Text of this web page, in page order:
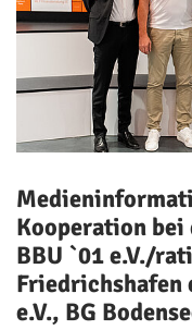
Kooperation
BBU `01 e.V./
Friedrichshafen
e.V., BG